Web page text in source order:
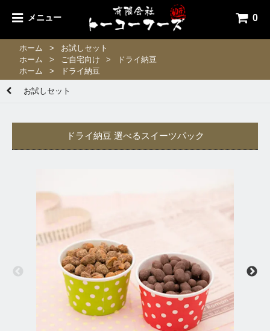
メニュー 0
ホーム >
お試しセット
ホーム
> ご自宅向け >
ドライ納豆
ホーム
> ドライ納豆
お試しセット
ドライ納豆 選べるスイーツパック